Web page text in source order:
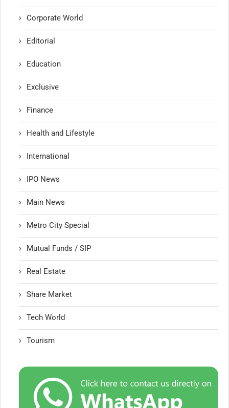
Corporate World
Editorial
Education
Exclusive
Finance
Health and Lifestyle
International
IPO News
Main News
Metro City Special
Mutual Funds / SIP
Real Estate
Share Market
Tech World
Tourism